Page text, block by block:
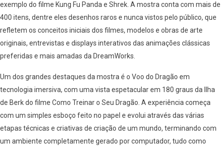
exemplo do filme Kung Fu Panda e Shrek. A mostra conta com mais de
400 itens, dentre eles desenhos raros e nunca vistos pelo público, que
refletem os conceitos iniciais dos filmes, modelos e obras de arte
originais, entrevistas e displays interativos das animações clássicas
preferidas e mais amadas da DreamWorks.
Um dos grandes destaques da mostra é o Voo do Dragão em
tecnologia imersiva, com uma vista espetacular em 180 graus da Ilha
de Berk do filme Como Treinar o Seu Dragão. A experiência começa
com um simples esboço feito no papel e evolui através das várias
etapas técnicas e criativas de criação de um mundo, terminando com
um ambiente completamente gerado por computador, tudo como